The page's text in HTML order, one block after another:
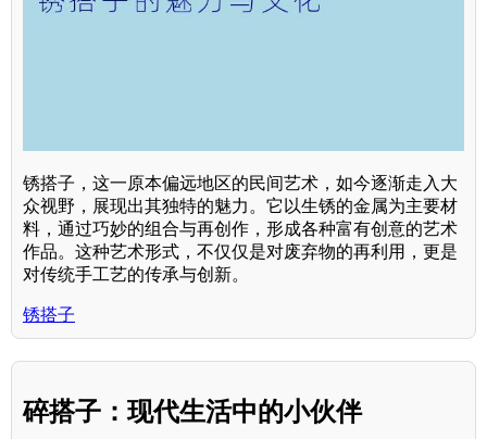
锈搭子，这一原本偏远地区的民间艺术，如今逐渐走入大
众视野，展现出其独特的魅力。它以生锈的金属为主要材
料，通过巧妙的组合与再创作，形成各种富有创意的艺术
作品。这种艺术形式，不仅仅是对废弃物的再利用，更是
对传统手工艺的传承与创新。
锈搭子
碎搭子：现代生活中的小伙伴